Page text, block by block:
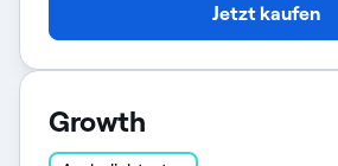
Jetzt kaufen
Growth